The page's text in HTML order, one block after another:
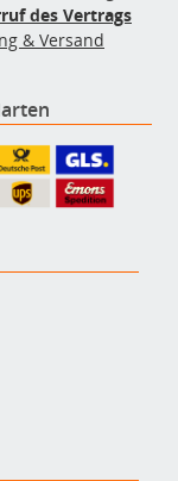
des Vertrags
& Versand